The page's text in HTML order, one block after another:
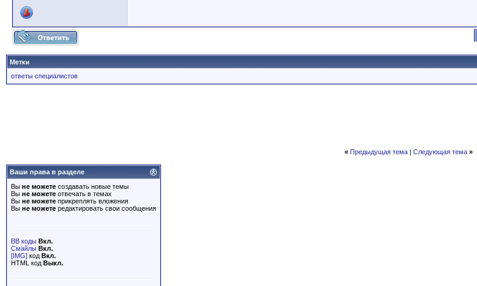
Метки
ответы специалистов
« Предыдущая тема| Следующая тема »
Ваши права в разделе
Вы не можете создавать новые темы
Вы не можете отвечать в темах
Вы не можете прикреплять вложения
Вы не можете редактировать свои сообщения
BB коды Вкл.
Смайлы Вкл.
[IMG] код Вкл.
HTML код Выкл.